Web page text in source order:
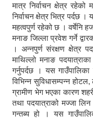
मात्र निर्वाचन क्षेत्र
निर्वाचन क्षेत्र भित्र पर्दछ
महत्वपुर्ण रहेको छ । वर्षेनि
मनाङ जिल्ला प्रवेश गर्ने
। अन्नपुर्ण संरक्षण क्षेत्र
माथिल्लो मनाङ
गर्नुपर्दछ । यस
विभिन्न सुविधासम्पन्न
ग्रामीण भेग भएका कारण
तथा पदयात्राको मज्जा
गन्तब्य हो । यस